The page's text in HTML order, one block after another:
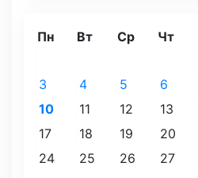
Пн Вт Ср Чт
3
4 5 6
10
11 12 13
17
18 19 20
24
25 26 27